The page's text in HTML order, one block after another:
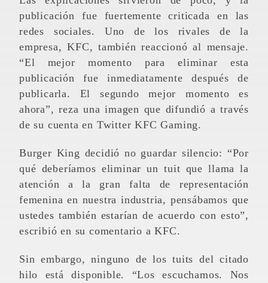
publicación fue fuertemente criticada en las
redes sociales. Uno de los rivales de la
empresa, KFC, también reaccionó al mensaje.
“El mejor momento para eliminar esta
publicación fue inmediatamente después de
publicarla. El segundo mejor momento es
ahora”, reza una imagen que difundió a través
de su cuenta en Twitter KFC Gaming.
Burger King decidió no guardar silencio: “Por
qué deberíamos eliminar un tuit que llama la
atención a la gran falta de representación
femenina en nuestra industria, pensábamos que
ustedes también estarían de acuerdo con esto”,
escribió en su comentario a KFC.
Sin embargo, ninguno de los tuits del citado
hilo está disponible. “Los escuchamos. Nos